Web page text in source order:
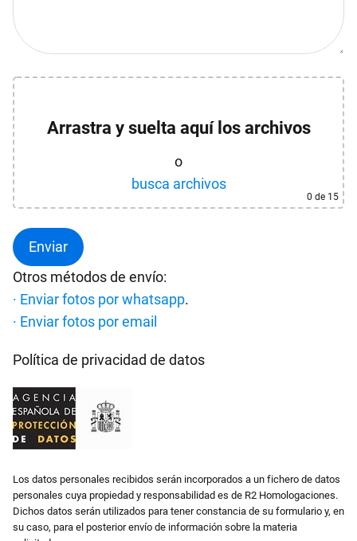
Arrastra y suelta aquí los archivos
o
busca archivos
0 de 15
Otros métodos de envío:
· Enviar fotos por whatsapp.
· Enviar fotos por email
Política de privacidad de datos
Los datos personales recibidos serán incorporados a un fichero de datos
personales cuya propiedad y responsabilidad es de R2 Homologaciones.
Dichos datos serán utilizados para tener constancia de su formulario y, en
su caso, para el posterior envío de información sobre la materia